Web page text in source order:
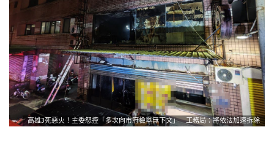
高雄3死惡火！主委怒控「多次向市府檢舉無下文」 工務局：將依法加速拆除